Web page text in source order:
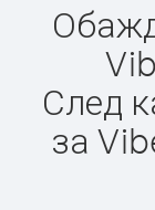
След
за